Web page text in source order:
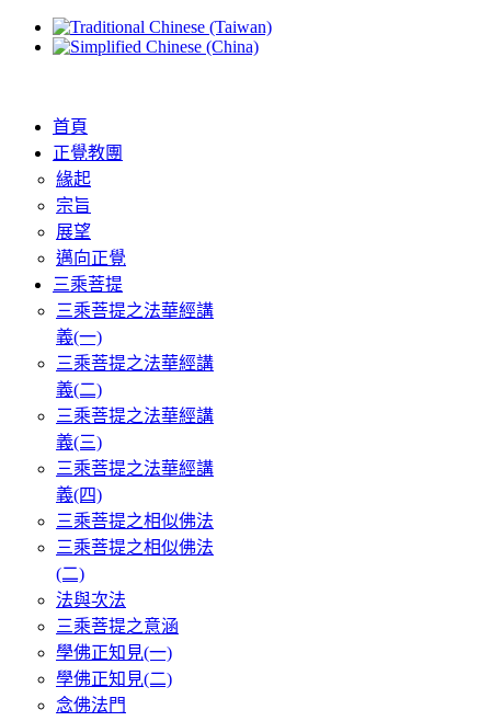
首頁
正覺教團
緣起
宗旨
展望
邁向正覺
三乘菩提
三乘菩提之法華經講
義(一)
三乘菩提之法華經講
義(二)
三乘菩提之法華經講
義(三)
三乘菩提之法華經講
義(四)
三乘菩提之相似佛法
三乘菩提之相似佛法
(二)
法與次法
三乘菩提之意涵
學佛正知見(一)
學佛正知見(二)
念佛法門